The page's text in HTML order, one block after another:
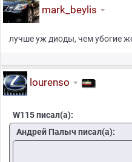
mark_beylis
лучше уж диоды, чем убогие
lourenso
W115 писал(а):
Андрей Палыч писал(а):